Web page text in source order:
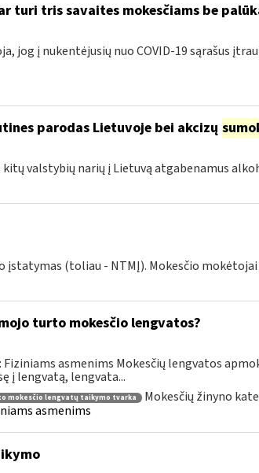
turi tris savaites mokesčiams be
jog į nukentėjusių nuo COVID-19 sąrašus
parodas Lietuvoje bei akcizų
valstybių narių į Lietuvą atgabenamus
(toliau - NTMĮ). Mokesčio
turto mokesčio lengvatos?
asmenims Mokesčių lengvatos
į lengvatą, lengvata...
mokesčio lengvatų taikymo tvarka
Mokesčių žinyno
asmenims